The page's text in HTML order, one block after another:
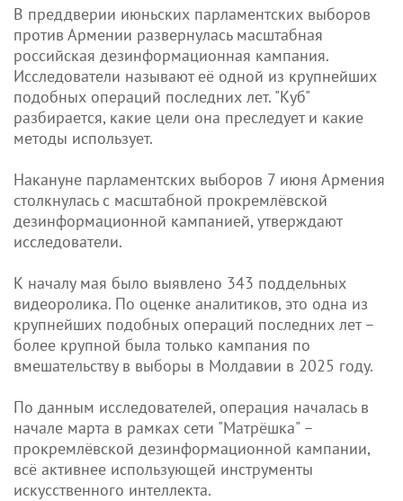
В преддверии июньских парламентских выборов
против Армении развернулась масштабная
российская дезинформационная кампания.
Исследователи называют её одной из крупнейших
подобных операций последних лет. "Куб"
разбирается, какие цели она преследует и какие
методы использует.
Накануне парламентских выборов 7 июня Армения
столкнулась с масштабной прокремлёвской
дезинформационной кампанией, утверждают
исследователи.
К началу мая было выявлено 343 поддельных
видеоролика. По оценке аналитиков, это одна из
крупнейших подобных операций последних лет –
более крупной была только кампания по
вмешательству в выборы в Молдавии в 2025 году.
По данным исследователей, операция началась в
начале марта в рамках сети "Матрёшка" –
прокремлёвской дезинформационной кампании,
всё активнее использующей инструменты
искусственного интеллекта.